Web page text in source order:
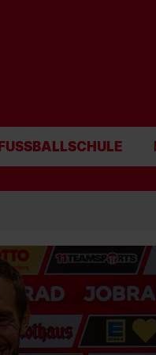
FUSSBALLSCHULE